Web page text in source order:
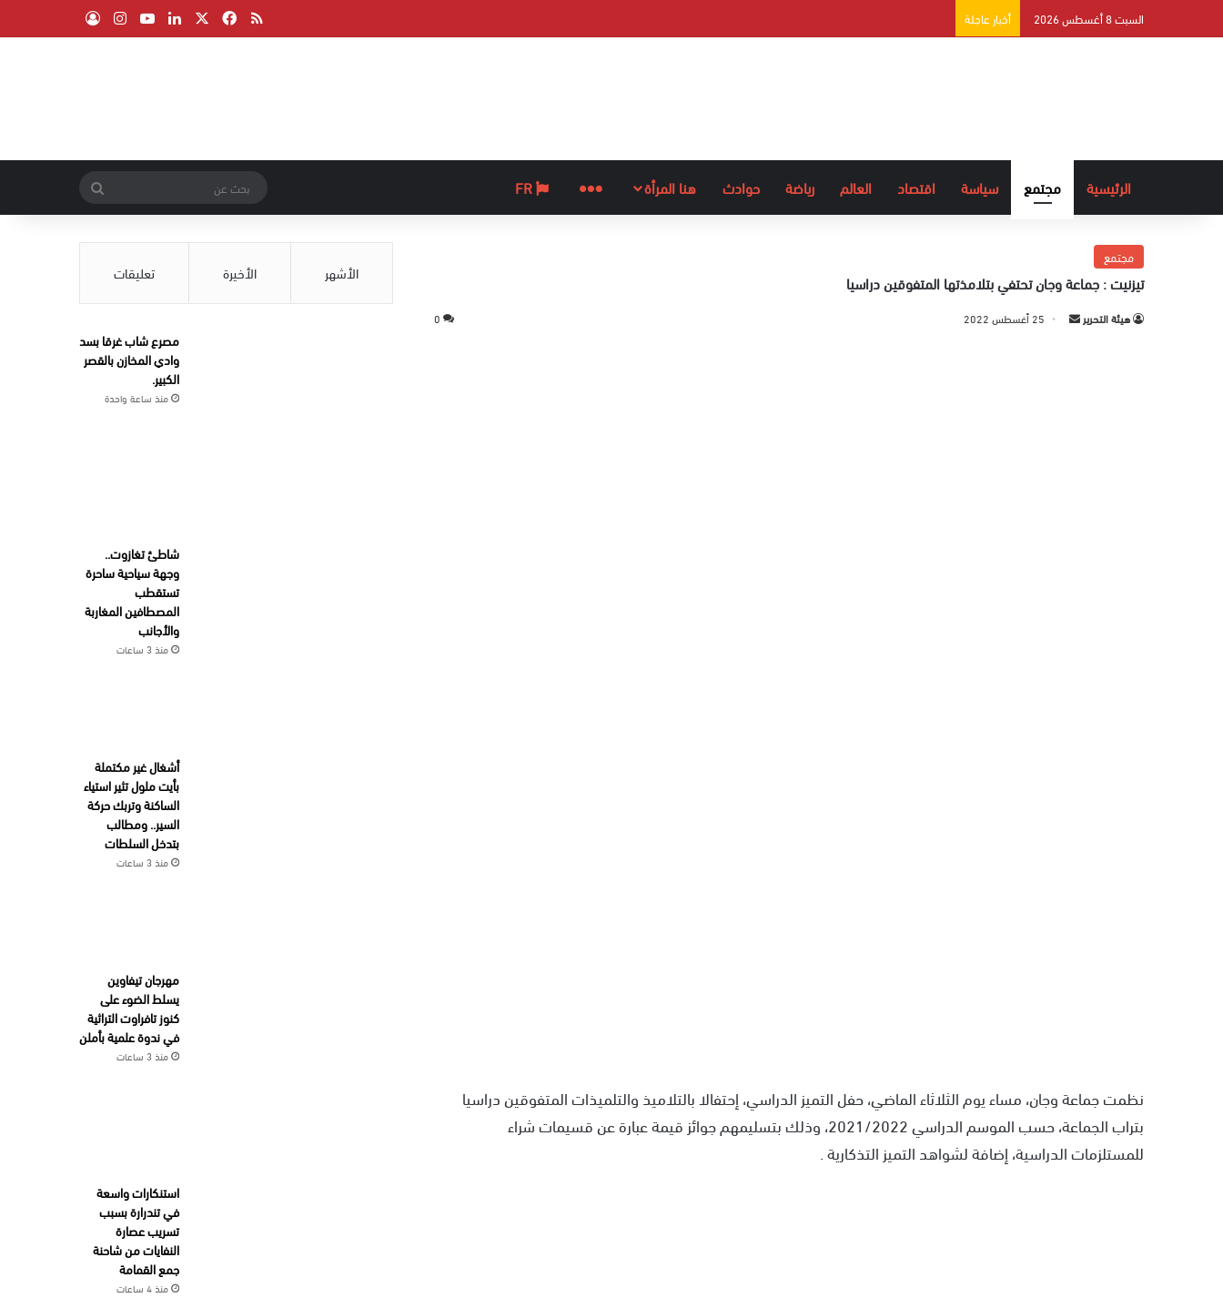
السبت 8 أغسطس 2026 أخبار عاجلة ملخص الموقع RSS
فيسبوك لينكدإن ‫YouTube
انستقرام
الرئيسية مجتمع سياسة اقتصاد العالم رياضة حوادث هنا المرأة المزيد
عن
مجتمع
تيزنيت : جماعة وجان تحتفي بتلامذتها المتفوقين دراسيا
هيئة التحرير 25 أغسطس 2022 0
نظمت جماعة وجان، مساء يوم الثلاثاء الماضي، حفل التميز الدراسي، إحتفالا بالتلاميذ والتلميذات المتفوقين دراسيا
بتراب الجماعة، حسب الموسم الدراسي 2021/2022، وذلك بتسليمهم جوائز قيمة عبارة عن قسيمات شراء
للمستلزمات الدراسية، إضافة لشواهد التميز التذكارية .
الأشهر الأخيرة تعليقات
مصرع شاب غرقا بسد
وادي المخازن بالقصر
الكبير.
منذ ساعة واحدة
شاطئ تغازوت..
وجهة سياحية ساحرة
تستقطب
المصطافين المغاربة
والأجانب
منذ 3 ساعات
أشغال غير مكتملة
بأيت ملول تثير استياء
الساكنة وتربك حركة
السير.. ومطالب
بتدخل السلطات
منذ 3 ساعات
مهرجان تيفاوين
يسلط الضوء على
كنوز تافراوت التراثية
في ندوة علمية بأملن
منذ 3 ساعات
استنكارات واسعة
في تندرارة بسبب
تسريب عصارة
النفايات من شاحنة
جمع القمامة
منذ 4 ساعات